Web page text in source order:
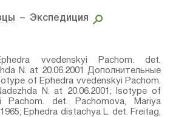
– Экспедиция
vvedenskyi Pachom.⁣ det.
N. at 20.06.2001 Дополнительные
of Ephedra vvedenskyi Pachom.⁣
N. at 20.06.2001; Isotype of
Pachom.⁣ det. Pachomova, Mariya
Ephedra distachya L.⁣ det. Freitag,